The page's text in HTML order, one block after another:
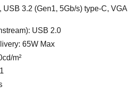
USB 3.2 (Gen1, 5Gb/s) type-C, VGA
USB 2.0
65W Max
m²